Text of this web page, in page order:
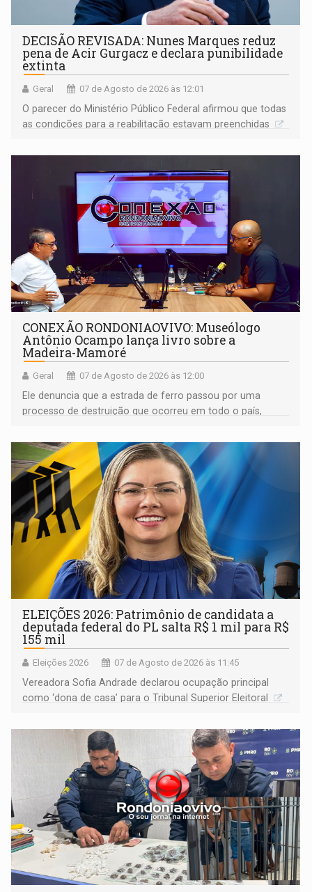
DECISÃO REVISADA: Nunes Marques reduz
pena de Acir Gurgacz e declara punibilidade
extinta
Geral 07 de Agosto de 2026 às 12:01
O parecer do Ministério Público Federal afirmou que todas
as condições para a reabilitação estavam preenchidas
CONEXÃO RONDONIAOVIVO: Museólogo
Antônio Ocampo lança livro sobre a
Madeira-Mamoré
Geral 07 de Agosto de 2026 às 12:00
Ele denuncia que a estrada de ferro passou por uma
processo de destruição que ocorreu em todo o país,
ELEIÇÕES 2026: Patrimônio de candidata a
deputada federal do PL salta R$ 1 mil para R$
155 mil
Eleições 2026 07 de Agosto de 2026 às 11:45
Vereadora Sofia Andrade declarou ocupação principal
como ‘dona de casa’ para o Tribunal Superior Eleitoral